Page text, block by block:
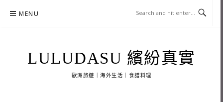
MENU
LULUDASU 繽紛真實
歐洲旅遊｜海外生活｜食譜料理